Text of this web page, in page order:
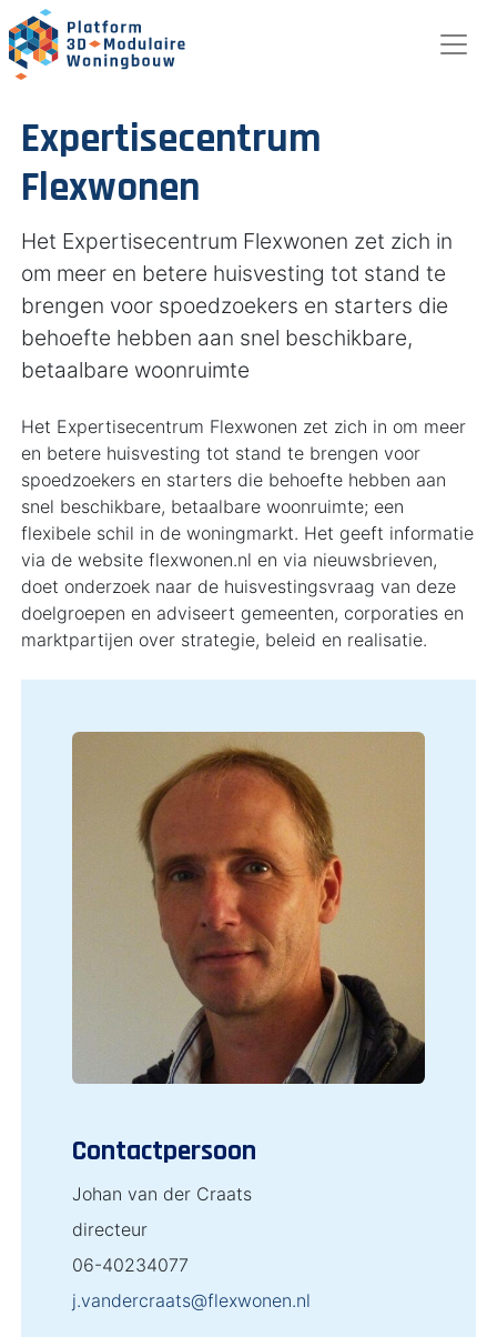
Expertisecentrum
Flexwonen
Het Expertisecentrum Flexwonen zet zich in
om meer en betere huisvesting tot stand te
brengen voor spoedzoekers en starters die
behoefte hebben aan snel beschikbare,
betaalbare woonruimte
Het Expertisecentrum Flexwonen zet zich in om meer
en betere huisvesting tot stand te brengen voor
spoedzoekers en starters die behoefte hebben aan
snel beschikbare, betaalbare woonruimte; een
flexibele schil in de woningmarkt. Het geeft informatie
via de website flexwonen.nl en via nieuwsbrieven,
doet onderzoek naar de huisvestingsvraag van deze
doelgroepen en adviseert gemeenten, corporaties en
marktpartijen over strategie, beleid en realisatie.
Contactpersoon
Johan van der Craats
directeur
06-40234077
j.vandercraats@flexwonen.nl